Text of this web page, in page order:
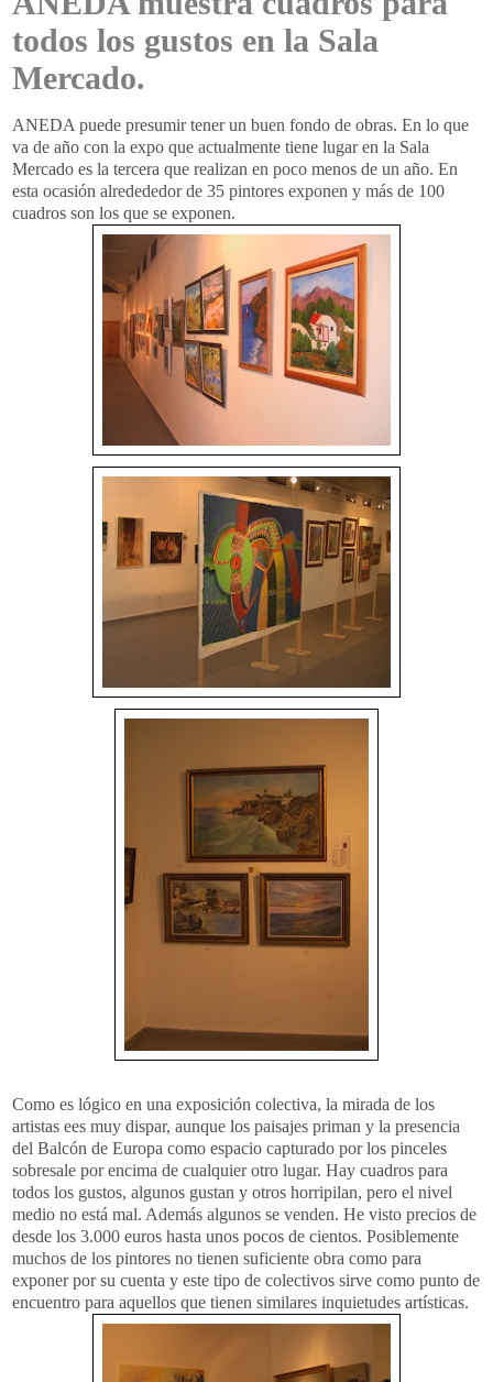
todos los gustos en la Sala
Mercado.
ANEDA puede presumir tener un buen fondo de obras. En lo que
va de año con la expo que actualmente tiene lugar en la Sala
Mercado es la tercera que realizan en poco menos de un año. En
esta ocasión alredededorde 35 pintores exponen y más de 100
cuadros son los que se exponen.
Como es lógico en una exposición colectiva, la mirada de los
artistas ees muy dispar, aunque los paisajes priman y la presencia
del Balcón de Europa como espacio capturado por los pinceles
sobresale por encima de cualquier otro lugar. Hay cuadros para
todos los gustos, algunos gustan y otros horripilan, pero el nivel
medio no está mal. Además algunos se venden. He visto precios de
desde los 3.000 euros hasta unos pocos de cientos. Posiblemente
muchos de los pintores no tienen suficiente obra como para
exponer por su cuenta y este tipo de colectivos sirve como punto de
encuentro para aquellos que tienen similares inquietudes artísticas.